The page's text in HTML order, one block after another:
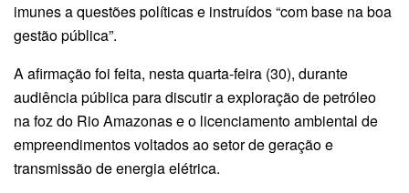
imunes a questões políticas e instruídos “com base na boa
gestão pública”.
A afirmação foi feita, nesta quarta-feira (30), durante
audiência pública para discutir a exploração de petróleo
na foz do Rio Amazonas e o licenciamento ambiental de
empreendimentos voltados ao setor de geração e
transmissão de energia elétrica.